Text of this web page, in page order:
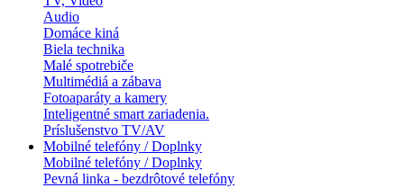
Audio
Domáce kiná
Biela technika
Malé spotrebiče
Multimédiá a zábava
Fotoaparáty a kamery
Inteligentné smart zariadenia.
Príslušenstvo TV/AV
Mobilné telefóny / Doplnky
Mobilné telefóny / Doplnky
Pevná linka - bezdrôtové telefóny